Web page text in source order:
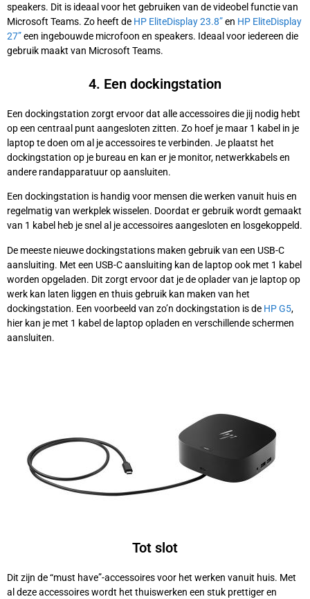
speakers. Dit is ideaal voor het gebruiken van de videobel functie van
Microsoft Teams. Zo heeft de HP EliteDisplay 23.8”en HP EliteDisplay
27”een ingebouwde microfoon en speakers. Ideaal voor iedereen die
gebruik maakt van Microsoft Teams.
4. Een dockingstation
Een dockingstation zorgt ervoor dat alle accessoires die jij nodig hebt
op een centraal punt aangesloten zitten. Zo hoef je maar 1 kabel in je
laptop te doen om al je accessoires te verbinden. Je plaatst het
dockingstation op je bureau en kan er je monitor, netwerkkabels en
andere randapparatuur op aansluiten.
Een dockingstation is handig voor mensen die werken vanuit huis en
regelmatig van werkplek wisselen. Doordat er gebruik wordt gemaakt
van 1 kabel heb je snel al je accessoires aangesloten en losgekoppeld.
De meeste nieuwe dockingstations maken gebruik van een USB-C
aansluiting. Met een USB-C aansluiting kan de laptop ook met 1 kabel
worden opgeladen. Dit zorgt ervoor dat je de oplader van je laptop op
werk kan laten liggen en thuis gebruik kan maken van het
dockingstation. Een voorbeeld van zo’n dockingstation is de HP G5,
hier kan je met 1 kabel de laptop opladen en verschillende schermen
aansluiten.
Tot slot
Dit zijn de “must have”-accessoires voor het werken vanuit huis. Met
al deze accessoires wordt het thuiswerken een stuk prettiger en